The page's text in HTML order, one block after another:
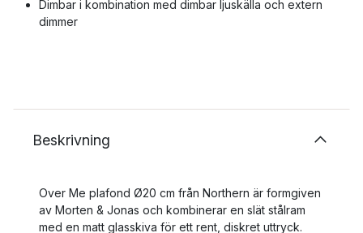
Dimbar i kombination med dimbar ljuskälla och extern
dimmer
Beskrivning
Over Me plafond Ø20 cm från Northern är formgiven
av Morten & Jonas och kombinerar en slät stålram
med en matt glasskiva för ett rent, diskret uttryck.